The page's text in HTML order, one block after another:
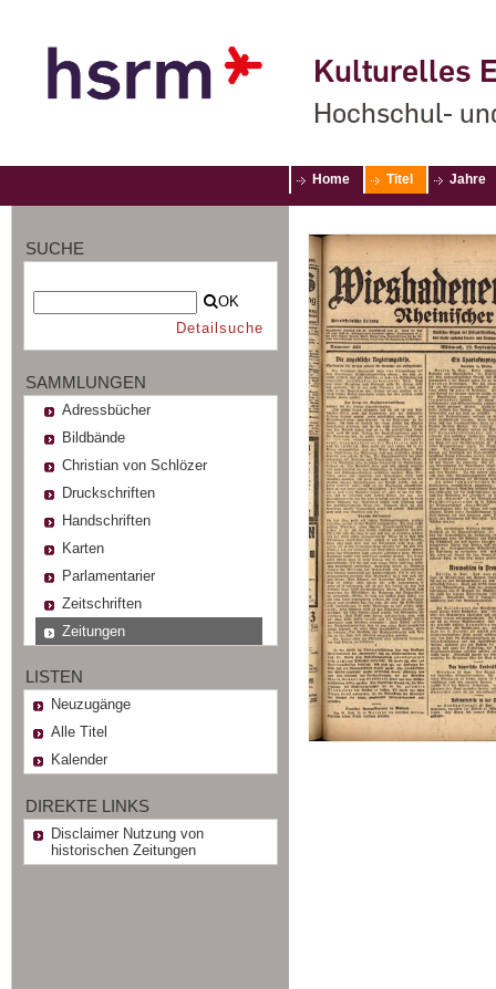
Kulturelles
Hochschul-
Home Titel Jahre
SUCHE
OK
Detailsuche
SAMMLUNGEN
Adressbücher
Bildbände
Christian von Schlözer
Druckschriften
Handschriften
Karten
Parlamentarier
Zeitschriften
Zeitungen
LISTEN
Neuzugänge
Alle Titel
Kalender
DIREKTE LINKS
Disclaimer Nutzung von
historischen Zeitungen